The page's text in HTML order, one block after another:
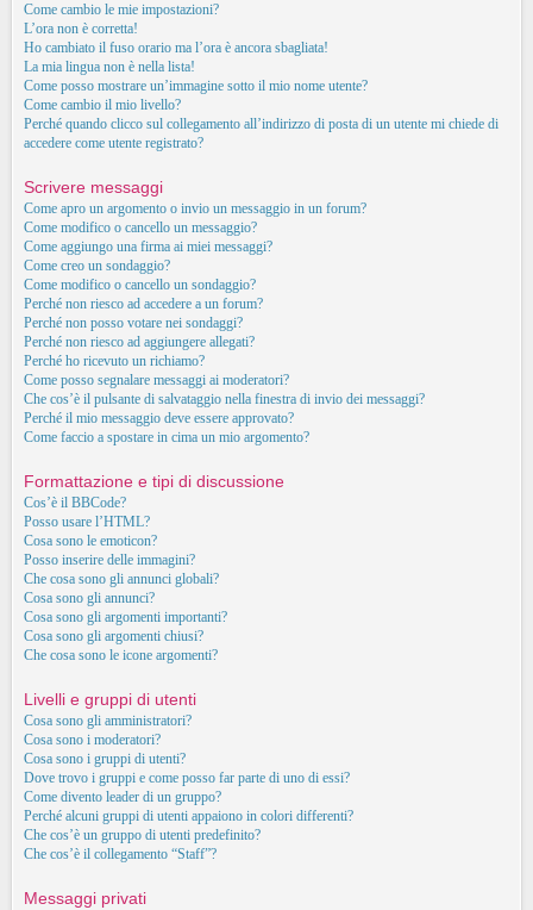
Come cambio le mie impostazioni?
L’ora non è corretta!
Ho cambiato il fuso orario ma l’ora è ancora sbagliata!
La mia lingua non è nella lista!
Come posso mostrare un’immagine sotto il mio nome utente?
Come cambio il mio livello?
Perché quando clicco sul collegamento all’indirizzo di posta di un utente mi chiede di
accedere come utente registrato?
Scrivere messaggi
Come apro un argomento o invio un messaggio in un forum?
Come modifico o cancello un messaggio?
Come aggiungo una firma ai miei messaggi?
Come creo un sondaggio?
Come modifico o cancello un sondaggio?
Perché non riesco ad accedere a un forum?
Perché non posso votare nei sondaggi?
Perché non riesco ad aggiungere allegati?
Perché ho ricevuto un richiamo?
Come posso segnalare messaggi ai moderatori?
Che cos’è il pulsante di salvataggio nella finestra di invio dei messaggi?
Perché il mio messaggio deve essere approvato?
Come faccio a spostare in cima un mio argomento?
Formattazione e tipi di discussione
Cos’è il BBCode?
Posso usare l’HTML?
Cosa sono le emoticon?
Posso inserire delle immagini?
Che cosa sono gli annunci globali?
Cosa sono gli annunci?
Cosa sono gli argomenti importanti?
Cosa sono gli argomenti chiusi?
Che cosa sono le icone argomenti?
Livelli e gruppi di utenti
Cosa sono gli amministratori?
Cosa sono i moderatori?
Cosa sono i gruppi di utenti?
Dove trovo i gruppi e come posso far parte di uno di essi?
Come divento leader di un gruppo?
Perché alcuni gruppi di utenti appaiono in colori differenti?
Che cos’è un gruppo di utenti predefinito?
Che cos’è il collegamento “Staff”?
Messaggi privati